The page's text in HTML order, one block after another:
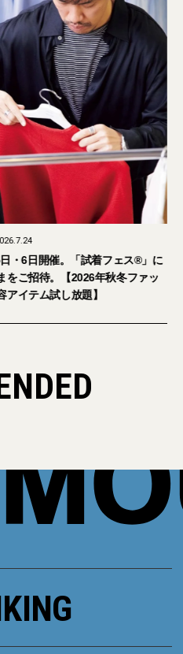
2026.7.24
9月5日・6日開催。「試着フェス®︎
皆さまをご招待。【2026年秋冬ファ
＆美容アイテム試し放題】